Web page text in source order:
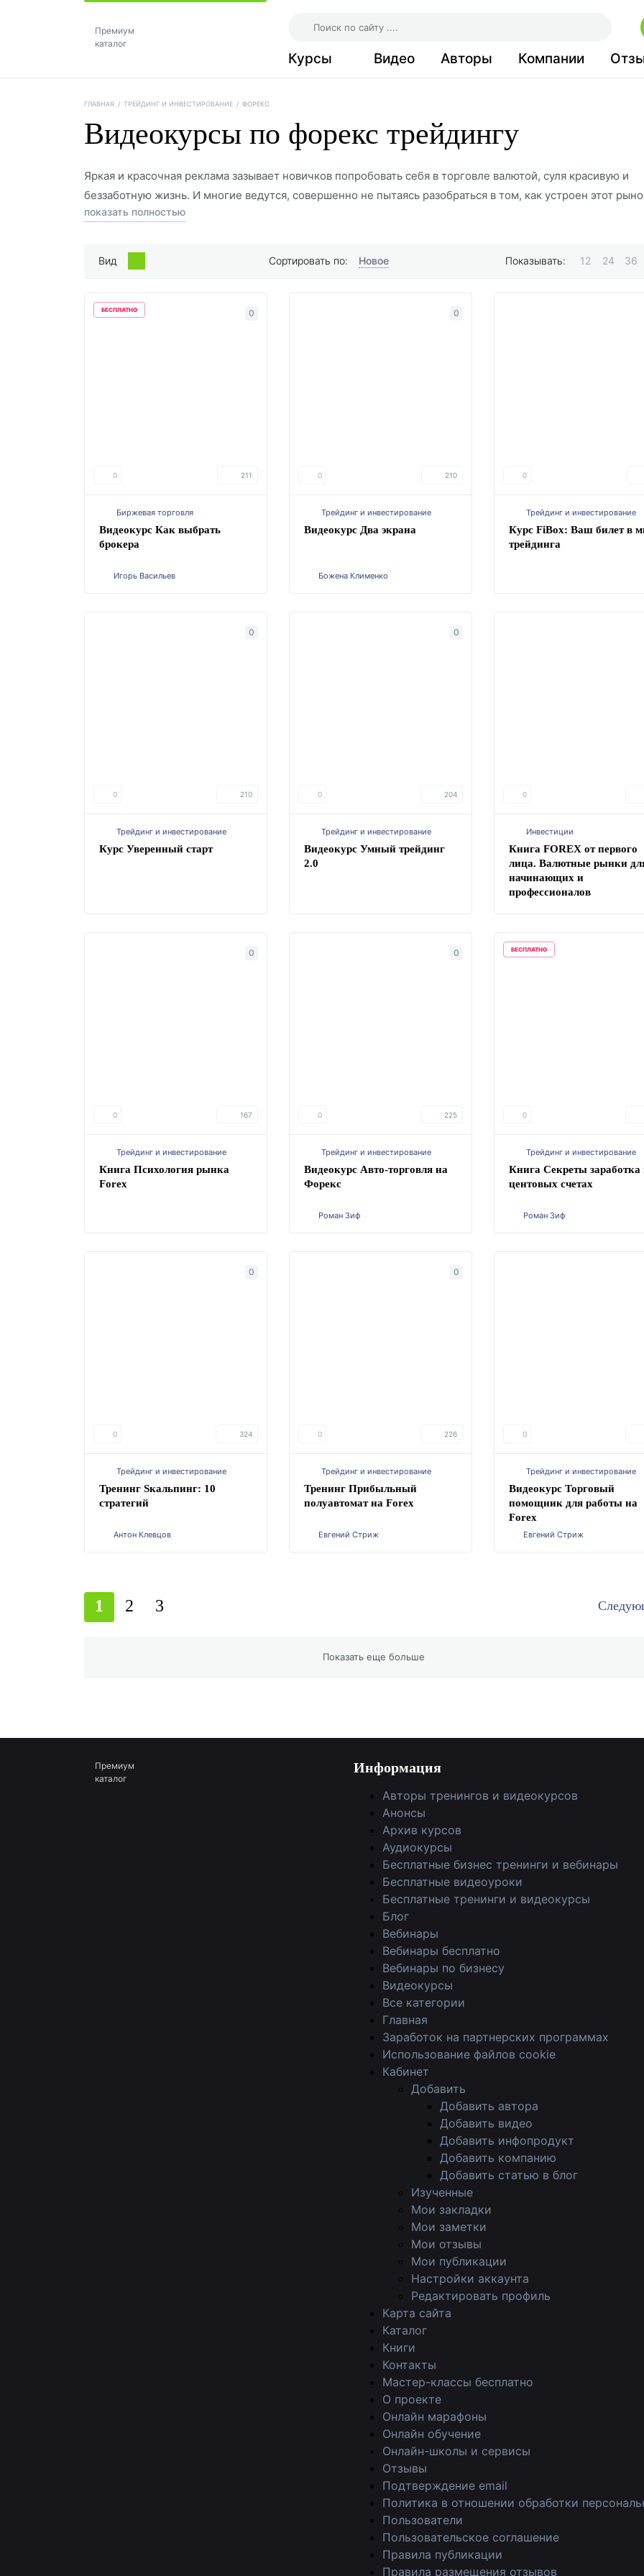
Премиум
каталог
Курсы Видео Авторы Компании
ГЛАВНАЯ / ТРЕЙДИНГ И ИНВЕСТИРОВАНИЕ / ФОРЕКС
Видеокурсы по форекс трейдингу
Яркая и красочная реклама зазывает новичков попробовать себя в торговле валютой, суля красивую и
беззаботную жизнь. И многие ведутся, совершенно не пытаясь разобраться в том, как устроен этот
если бы они почитали хоть какую-то информацию об этом, то могли бы избежать потери финансов. Этому
Достаточно посмотреть и изучить видеокурсы от практикующих экспертов этой сферы. Они познакомят
секретами и особенностями такого заработка и оградят от глупых ошибок, дадут возможность овладеть
показать полностью
Вид Сортировать по: Новое Показывать: 12 24 36
БЕСПЛАТНО 0
0 211
Биржевая торговля
Видеокурс Как выбрать
брокера
Игорь Васильев
0
0 210
Трейдинг и инвестирование
Видеокурс Два экрана
Божена Клименко
0
Трейдинг и инвестирование
Курс FiBox: Ваш билет в
трейдинга
0
0 210
Трейдинг и инвестирование
Курс Уверенный старт
0
0 204
Трейдинг и инвестирование
Видеокурс Умный трейдинг
2.0
0
Инвестиции
Книга FOREX от первого
лица. Валютные рынки
начинающих и
профессионалов
0
0 167
Трейдинг и инвестирование
Книга Психология рынка
Forex
0
0 225
Трейдинг и инвестирование
Видеокурс Авто-торговля на
Форекс
Роман Зиф
БЕСПЛАТНО
0
Трейдинг и инвестирование
Книга Секреты заработка
центовых счетах
Роман Зиф
0
0 324
Трейдинг и инвестирование
Тренинг Sкальпинг: 10
стратегий
Антон Клевцов
0
0 226
Трейдинг и инвестирование
Тренинг Прибыльный
полуавтомат на Forex
Евгений Стриж
0
Трейдинг и инвестирование
Видеокурс Торговый
помощник для работы на
Forex
Евгений Стриж
1 2 3
Показать еще больше
Премиум
каталог
Информация
Авторы тренингов и видеокурсов
Анонсы
Архив курсов
Аудиокурсы
Бесплатные бизнес тренинги и вебинары
Бесплатные видеоуроки
Бесплатные тренинги и видеокурсы
Блог
Вебинары
Вебинары бесплатно
Вебинары по бизнесу
Видеокурсы
Все категории
Главная
Заработок на партнерских программах
Использование файлов cookie
Кабинет
Добавить
Добавить автора
Добавить видео
Добавить инфопродукт
Добавить компанию
Добавить статью в блог
Изученные
Мои закладки
Мои заметки
Мои отзывы
Мои публикации
Настройки аккаунта
Редактировать профиль
Карта сайта
Каталог
Книги
Контакты
Мастер-классы бесплатно
О проекте
Онлайн марафоны
Онлайн обучение
Онлайн-школы и сервисы
Отзывы
Подтверждение email
Политика в отношении обработки
Пользователи
Пользовательское соглашение
Правила публикации
Правила размещения отзывов